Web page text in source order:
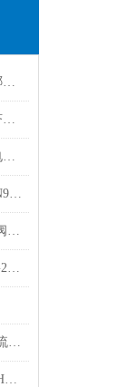
Rexroth力士乐电磁阀的故障可以从哪里进行排查
Rexroth力士乐电磁阀的可靠性和经济性解读
一篇文章到诉你那些Rexroth力士乐电磁阀常见的符号的是什么意思
rexroth力士乐电磁阀4WE6J62/EG24N9K4两位三通阀
原装贺德克KHM-G11/2-1112 高压球阀hydac型号齐全
瑞士万福乐换向阀WDYFA06-ADB-G24的工作原理
力士乐DBETE-62/315G24K31F1V溢流阀技术参数
德国哈威截止阀VZP1R2R2-M24/8WHAWE换向阀